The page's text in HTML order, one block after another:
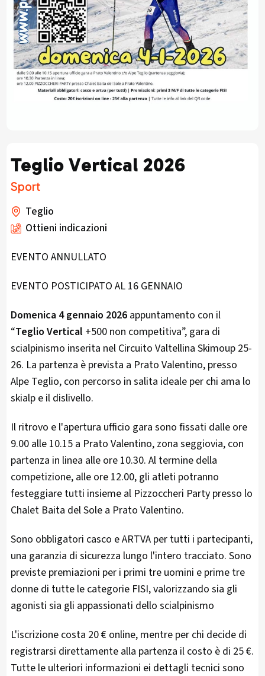
Teglio Vertical 2026
Sport
Teglio
Ottieni indicazioni
EVENTO ANNULLATO
EVENTO POSTICIPATO AL 16 GENNAIO
Domenica 4 gennaio 2026 appuntamento con il
“Teglio Vertical +500 non competitiva”, gara di
scialpinismo inserita nel Circuito Valtellina Skimoup 25-
26. La partenza è prevista a Prato Valentino, presso
Alpe Teglio, con percorso in salita ideale per chi ama lo
skialp e il dislivello.​
Il ritrovo e l'apertura ufficio gara sono fissati dalle ore
9.00 alle 10.15 a Prato Valentino, zona seggiovia, con
partenza in linea alle ore 10.30. Al termine della
competizione, alle ore 12.00, gli atleti potranno
festeggiare tutti insieme al Pizzoccheri Party presso lo
Chalet Baita del Sole a Prato Valentino.​
Sono obbligatori casco e ARTVA per tutti i partecipanti,
una garanzia di sicurezza lungo l'intero tracciato. Sono
previste premiazioni per i primi tre uomini e prime tre
donne di tutte le categorie FISI, valorizzando sia gli
agonisti sia gli appassionati dello scialpinismo​
L'iscrizione costa 20 € online, mentre per chi decide di
registrarsi direttamente alla partenza il costo è di 25 €.
Tutte le ulteriori informazioni ei dettagli tecnici sono